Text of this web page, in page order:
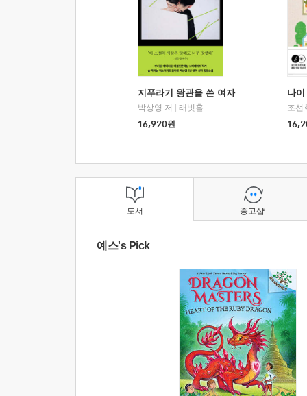
지푸라기 왕관을 쓴 여자
박상영 저
래빗홀
16,920원
나
조선
도서
예스's Pick
중고샵